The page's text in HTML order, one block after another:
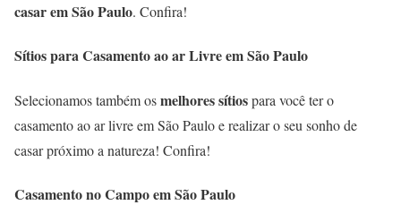
casar em São Paulo. Confira!
Sítios para Casamento ao ar Livre em São Paulo
Selecionamos também osmelhores sítiospara você ter o
casamento ao ar livre em São Paulo e realizar o seu sonho de
casar próximo a natureza! Confira!
Casamento no Campo em São Paulo